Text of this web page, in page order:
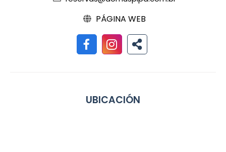
PÁGINA WEB
UBICACIÓN